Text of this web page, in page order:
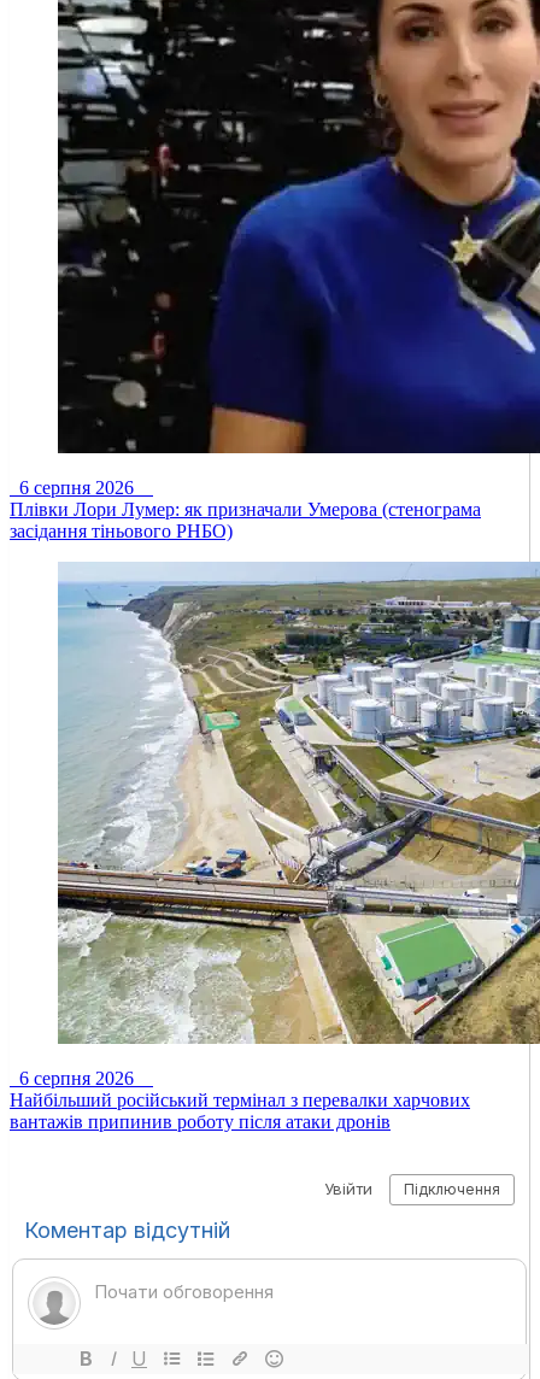
6 серпня 2026
Плівки Лори Лумер: як призначали Умерова (стенограма
засідання тіньового РНБО)
6 серпня 2026
Найбільший російський термінал з перевалки харчових
вантажів припинив роботу після атаки дронів